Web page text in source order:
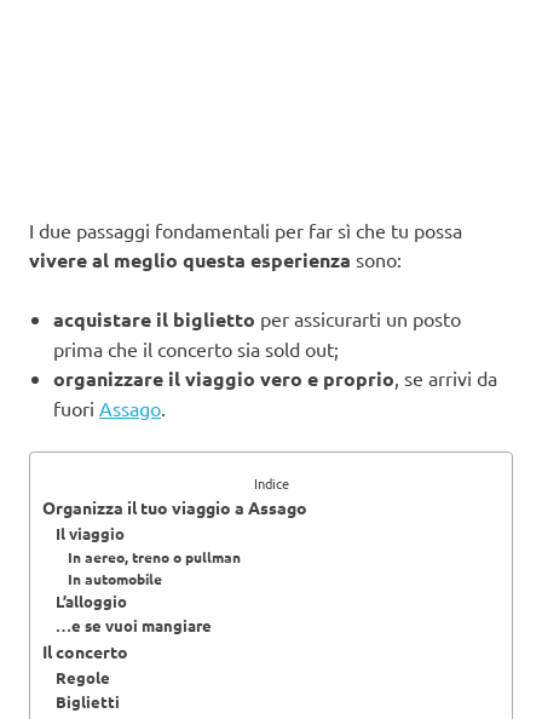
I due passaggi fondamentali per far sì che tu possa
vivere al meglio questa esperienza sono:
acquistare il biglietto per assicurarti un posto
prima che il concerto sia sold out;
organizzare il viaggio vero e proprio , se arrivi da
fuori Assago
Indice
Organizza il tuo viaggio a Assago
Il viaggio
In aereo, treno o pullman
In automobile
L’alloggio
…e se vuoi mangiare
Il concerto
Regole
Biglietti